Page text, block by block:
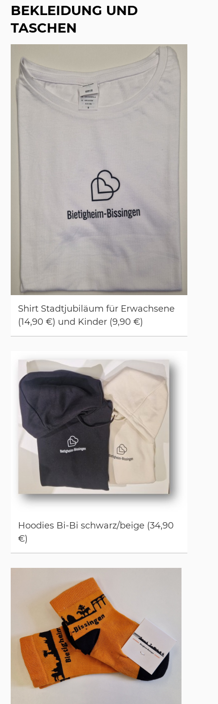
BEKLEIDUNG UND
TASCHEN
Shirt Stadt­ju­biläum für Er­wach­se­ne
(14,90 €) und Kin­der (9,90 €)
Hoo­dies Bi-Bi schwarz/​beige (34,90
€)